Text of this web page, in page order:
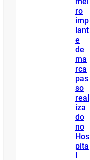
ro
imp
lant
e
de
ma
rca
pas
so
real
iza
do
no
Hos
pita